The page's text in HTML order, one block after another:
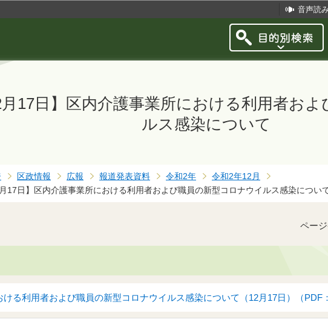
音声読
月17日】区内介護事業所における利用者お
ルス感染について
区政情報 広報 報道発表資料 令和2年
令和2年12月
17日】区内介護事業所における利用者および職員の新型コロナウイルス感染につい
ペー
る利用者および職員の新型コロナウイルス感染について（12月17日）（PDF